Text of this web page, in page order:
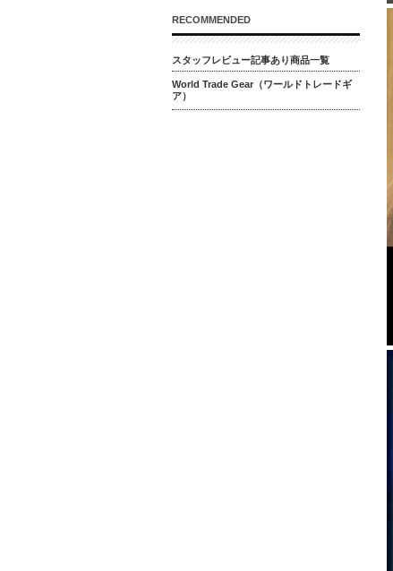
RECOMMENDED
スタッフレビュー記事あり商品一覧
World Trade Gear（ワールドトレードギ
ア）